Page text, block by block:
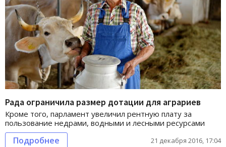
Рада ограничила размер дотации для аграриев
Кроме того, парламент увеличил рентную плату за
пользование недрами, водными и лесными ресурсами
Подробнее 21 декабря 2016, 17:04